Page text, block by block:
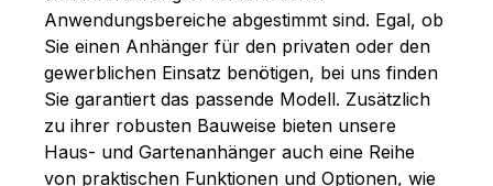
Anwendungsbereiche abgestimmt sind. Egal, ob
Sie einen Anhänger für den privaten oder den
gewerblichen Einsatz benötigen, bei uns finden
Sie garantiert das passende Modell. Zusätzlich
zu ihrer robusten Bauweise bieten unsere
Haus- und Gartenanhänger auch eine Reihe
von praktischen Funktionen und Optionen, wie